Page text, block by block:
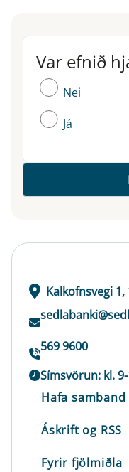
Var efnið
Var efnið
Nei
Já
Kalkofnsvegi 1,
569 9600
Símsvörun: kl.
Hafa samband
Áskrift og RSS
Fyrir fjölmiðla